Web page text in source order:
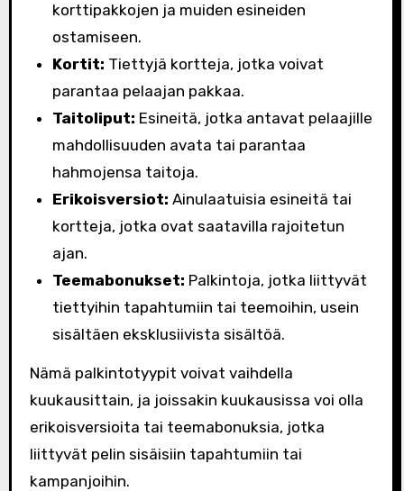
korttipakkojen ja muiden esineiden
ostamiseen.
Kortit: Tiettyjä kortteja, jotka voivat
parantaa pelaajan pakkaa.
Taitoliput: Esineitä, jotka antavat pelaajille
mahdollisuuden avata tai parantaa
hahmojensa taitoja.
Erikoisversiot: Ainulaatuisia esineitä tai
kortteja, jotka ovat saatavilla rajoitetun
ajan.
Teemabonukset: Palkintoja, jotka liittyvät
tiettyihin tapahtumiin tai teemoihin, usein
sisältäen eksklusiivista sisältöä.
Nämä palkintotyypit voivat vaihdella
kuukausittain, ja joissakin kuukausissa voi olla
erikoisversioita tai teemabonuksia, jotka
liittyvät pelin sisäisiin tapahtumiin tai
kampanjoihin.